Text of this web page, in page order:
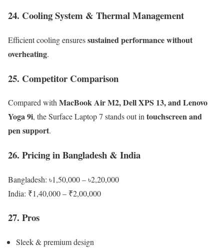
24. Cooling System & Thermal Management
Efficient cooling ensuressustained performance without
overheating.
25. Competitor Comparison
Compared withMacBook Air M2, Dell XPS 13, and Lenovo
Yoga 9i, the Surface Laptop 7 stands out intouchscreen and
pen support.
26. Pricing in Bangladesh & India
Bangladesh: ৳1,50,000 – ৳2,20,000
India: ₹1,40,000 – ₹2,00,000
27. Pros
Sleek & premium design